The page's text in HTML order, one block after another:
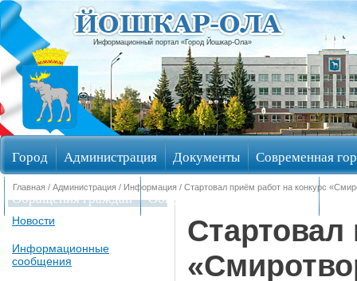
Информационный портал «Город Йошкар-Ола»
Город Администрация Документы Современная
Обращения граждан Общественные обсуждения
Главная / Администрация / Информация / Стартовал приём работ на конкурс
Новости
Информационные
сообщения
Стартовал